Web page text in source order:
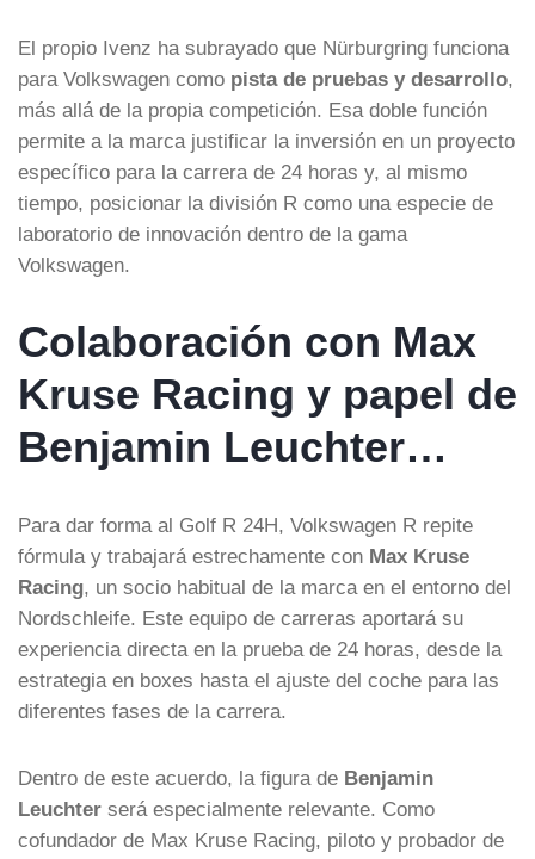
El propio Ivenz ha subrayado que Nürburgring funciona
para Volkswagen como pista de pruebas y desarrollo,
más allá de la propia competición. Esa doble función
permite a la marca justificar la inversión en un proyecto
específico para la carrera de 24 horas y, al mismo
tiempo, posicionar la división R como una especie de
laboratorio de innovación dentro de la gama
Volkswagen.
Colaboración con Max
Kruse Racing y papel de
Benjamin Leuchter…
Para dar forma al Golf R 24H, Volkswagen R repite
fórmula y trabajará estrechamente con Max Kruse
Racing, un socio habitual de la marca en el entorno del
Nordschleife. Este equipo de carreras aportará su
experiencia directa en la prueba de 24 horas, desde la
estrategia en boxes hasta el ajuste del coche para las
diferentes fases de la carrera.
Dentro de este acuerdo, la figura de Benjamin
Leuchter será especialmente relevante. Como
cofundador de Max Kruse Racing, piloto y probador de